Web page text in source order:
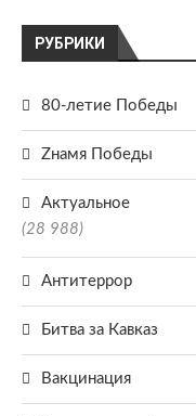
РУБРИКИ
80-летие Победы
Zнамя Победы
Актуальное
(28 988)
Антитеррор
Битва за Кавказ
Вакцинация